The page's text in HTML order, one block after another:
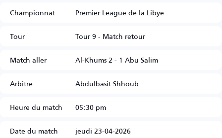
Championnat
Premier League de la Libye
Tour
Tour 9 - Match retour
Match aller
Al-Khums 2 - 1 Abu Salim
Arbitre
Abdulbasit Shhoub
Heure du match
05:30 pm
Date du match
jeudi 23-04-2026